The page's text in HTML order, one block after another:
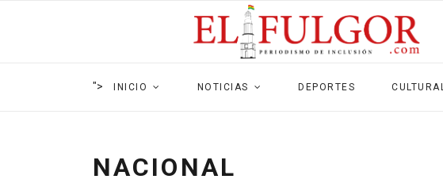
"> INICIO NOTICIAS DEPORTES
NACIONAL